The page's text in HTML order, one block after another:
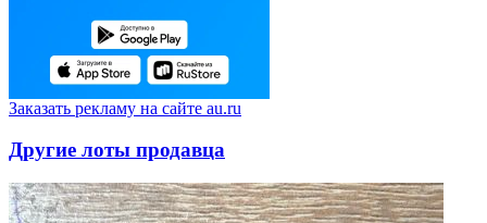
Заказать рекламу на сайте au.ru
Другие лоты продавца